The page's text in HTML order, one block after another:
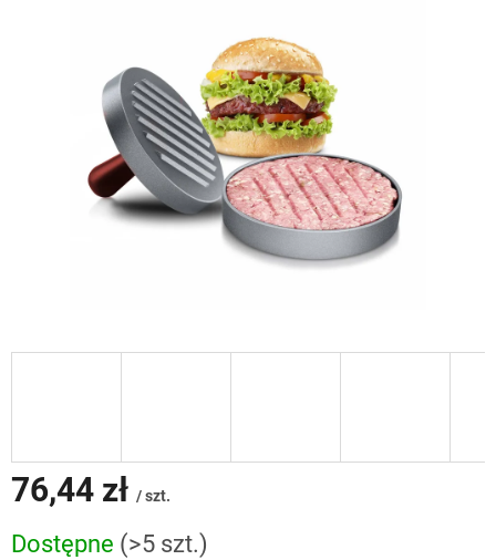
76,44 zł / szt.
jednostkowa:
Dostępne (>5 szt.)